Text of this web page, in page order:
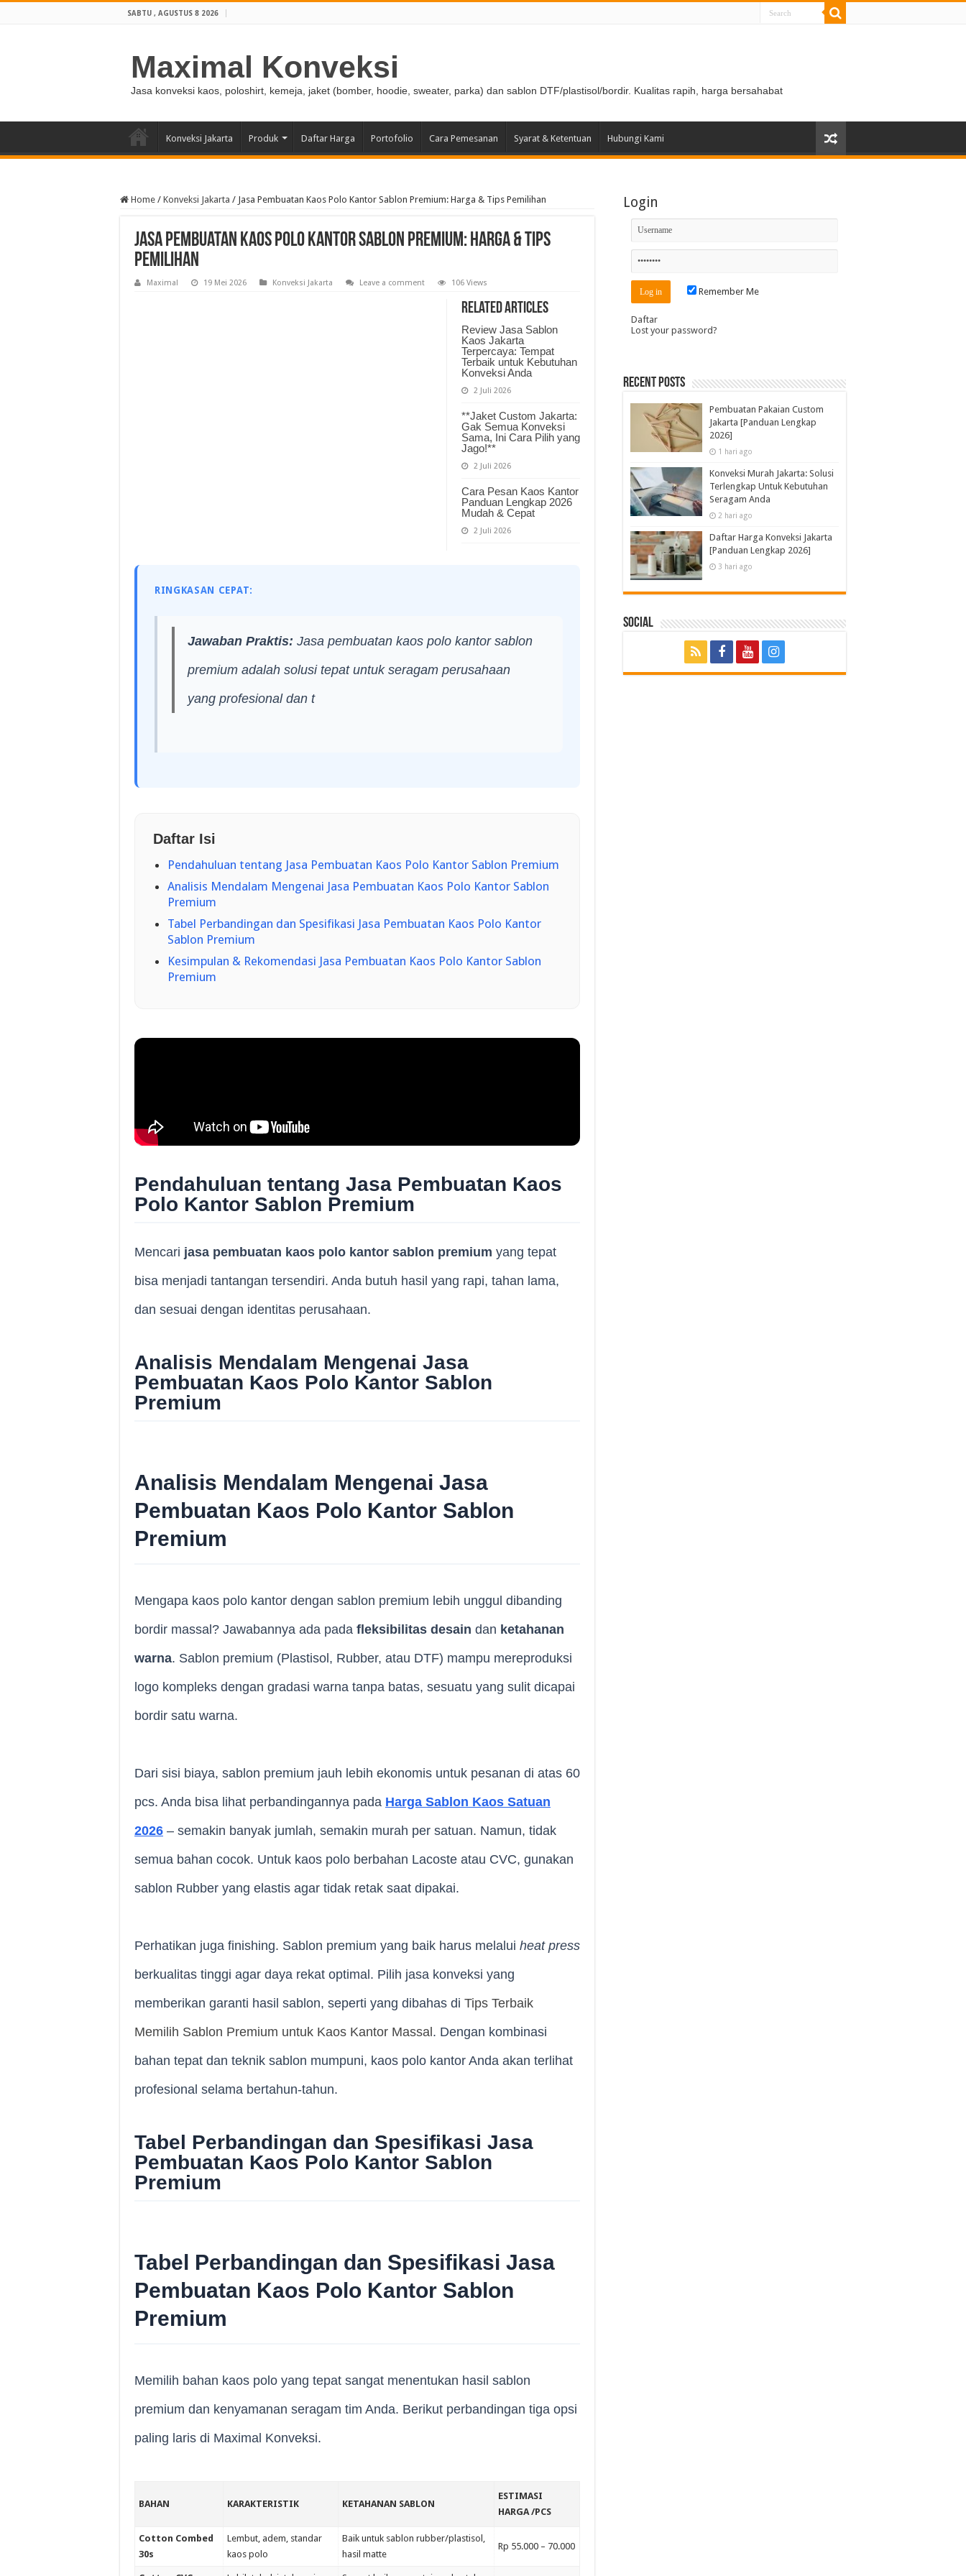
SABTU , AGUSTUS 8 2026
Maximal Konveksi
Jasa konveksi kaos, poloshirt, kemeja, jaket (bomber, hoodie, sweater, parka) dan sablon DTF/plastisol/bordir. Kualitas rapih, harga bersahabat
Konveksi Jakarta Produk Daftar Harga Portofolio Cara Pemesanan Syarat & Ketentuan Hubungi Kami
Home / Konveksi Jakarta / Jasa Pembuatan Kaos Polo Kantor Sablon Premium: Harga & Tips Pemilihan
Jasa Pembuatan Kaos Polo Kantor Sablon Premium: Harga & Tips
Pemilihan
Maximal 19 Mei 2026 Konveksi Jakarta Leave a comment 106 Views
Related Articles
Review Jasa Sablon
Kaos Jakarta
Terpercaya: Tempat
Terbaik untuk Kebutuhan
Konveksi Anda
2 Juli 2026
**Jaket Custom Jakarta:
Gak Semua Konveksi
Sama, Ini Cara Pilih yang
Jago!**
2 Juli 2026
Cara Pesan Kaos Kantor
Panduan Lengkap 2026
Mudah & Cepat
2 Juli 2026
RINGKASAN CEPAT:
Jawaban Praktis: Jasa pembuatan kaos polo kantor sablon
premium adalah solusi tepat untuk seragam perusahaan
yang profesional dan t
Daftar Isi
Pendahuluan tentang Jasa Pembuatan Kaos Polo Kantor Sablon Premium
Analisis Mendalam Mengenai Jasa Pembuatan Kaos Polo Kantor Sablon
Premium
Tabel Perbandingan dan Spesifikasi Jasa Pembuatan Kaos Polo Kantor
Sablon Premium
Kesimpulan & Rekomendasi Jasa Pembuatan Kaos Polo Kantor Sablon
Premium
Pendahuluan tentang Jasa Pembuatan Kaos
Polo Kantor Sablon Premium
Mencari jasa pembuatan kaos polo kantor sablon premium yang tepat
bisa menjadi tantangan tersendiri. Anda butuh hasil yang rapi, tahan lama,
dan sesuai dengan identitas perusahaan.
Analisis Mendalam Mengenai Jasa
Pembuatan Kaos Polo Kantor Sablon
Premium
Analisis Mendalam Mengenai Jasa
Pembuatan Kaos Polo Kantor Sablon
Premium
Mengapa kaos polo kantor dengan sablon premium lebih unggul dibanding
bordir massal? Jawabannya ada pada fleksibilitas desain dan ketahanan
warna. Sablon premium (Plastisol, Rubber, atau DTF) mampu mereproduksi
logo kompleks dengan gradasi warna tanpa batas, sesuatu yang sulit dicapai
bordir satu warna.
Dari sisi biaya, sablon premium jauh lebih ekonomis untuk pesanan di atas 60
pcs. Anda bisa lihat perbandingannya pada Harga Sablon Kaos Satuan
2026 – semakin banyak jumlah, semakin murah per satuan. Namun, tidak
semua bahan cocok. Untuk kaos polo berbahan Lacoste atau CVC, gunakan
sablon Rubber yang elastis agar tidak retak saat dipakai.
Perhatikan juga finishing. Sablon premium yang baik harus melalui heat press
berkualitas tinggi agar daya rekat optimal. Pilih jasa konveksi yang
memberikan garanti hasil sablon, seperti yang dibahas di Tips Terbaik
Memilih Sablon Premium untuk Kaos Kantor Massal. Dengan kombinasi
bahan tepat dan teknik sablon mumpuni, kaos polo kantor Anda akan terlihat
profesional selama bertahun-tahun.
Tabel Perbandingan dan Spesifikasi Jasa
Pembuatan Kaos Polo Kantor Sablon
Premium
Tabel Perbandingan dan Spesifikasi Jasa
Pembuatan Kaos Polo Kantor Sablon
Premium
Memilih bahan kaos polo yang tepat sangat menentukan hasil sablon
premium dan kenyamanan seragam tim Anda. Berikut perbandingan tiga opsi
paling laris di Maximal Konveksi.
BAHAN KARAKTERISTIK KETAHANAN SABLON
ESTIMASI
HARGA /PCS
Cotton Combed
30s
Lembut, adem, standar
kaos polo
Baik untuk sablon rubber/plastisol,
hasil matte
Rp 55.000 – 70.000
Login
Remember Me
Daftar
Lost your password?
Recent Posts
Pembuatan Pakaian Custom
Jakarta [Panduan Lengkap
2026]
1 hari ago
Konveksi Murah Jakarta: Solusi
Terlengkap Untuk Kebutuhan
Seragam Anda
2 hari ago
Daftar Harga Konveksi Jakarta
[Panduan Lengkap 2026]
3 hari ago
Social